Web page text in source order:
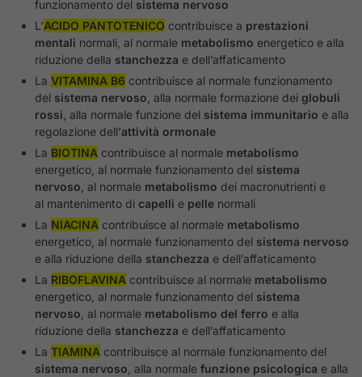
funzionamento del sistema nervoso
L’ACIDO PANTOTENICO contribuisce a prestazioni
mentali normali, al normale metabolismo energetico e alla
riduzione della stanchezza e dell’affaticamento
La VITAMINA B6 contribuisce al normale funzionamento
del sistema nervoso , alla normale formazione dei globuli
rossi , alla normale funzione del sistema immunitario e alla
regolazione dell’attività ormonale
La BIOTINA contribuisce al normale metabolismo
energetico, al normale funzionamento del sistema
nervoso , al normale metabolismo dei macronutrienti e
al mantenimento di capelli e pelle normali
La NIACINA contribuisce al normale metabolismo
energetico, al normale funzionamento del sistema nervoso
e alla riduzione della stanchezza e dell’affaticamento
La RIBOFLAVINA contribuisce al normale metabolismo
energetico, al normale funzionamento del sistema
nervoso , al normale metabolismo del ferro e alla
riduzione della stanchezza e dell’affaticamento
La TIAMINA contribuisce al normale funzionamento del
sistema nervoso , alla normale funzione psicologica e alla